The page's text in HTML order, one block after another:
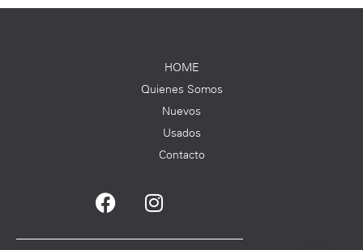
HOME
Quienes Somos
Nuevos
Usados
Contacto